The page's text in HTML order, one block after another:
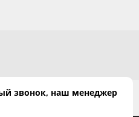
звонок, наш менеджер